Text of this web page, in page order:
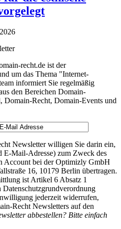
recht.de ist der
um das Thema "Internet-
informiert Sie regelmäßig
den Bereichen Domain-
Domain-Recht, Domain-Events und
Newsletter willigen Sie darin ein,
E-Mail-Adresse) zum Zweck des
Account bei der Optimizly GmbH
16, 10179 Berlin übertragen.
ist Artikel 6 Absatz 1
Datenschutzgrundverordnung
jederzeit widerrufen,
Recht Newsletters auf den
abbestellen? Bitte einfach